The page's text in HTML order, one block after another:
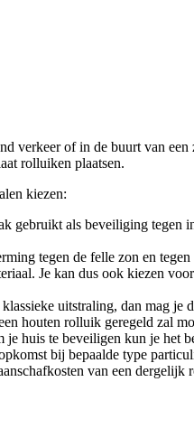
verkeer of in de buurt van
rolluiken plaatsen.
kiezen:
gebruikt als beveiliging
tegen de felle zon en
Je kan dus ook kiezen
uitstraling, dan mag
houten rolluik geregeld zal
je huis te beveiligen kun je het
bij bepaalde type
van een